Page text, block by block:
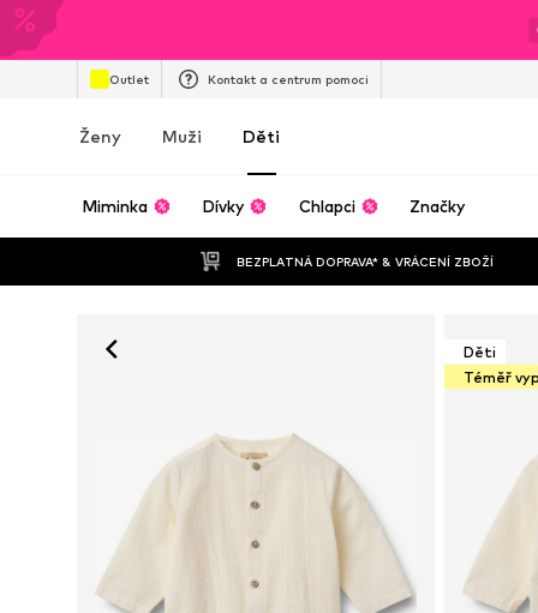
Outlet Kontakt a centrum pomoci
Ženy Muži Děti
Miminka Dívky Chlapci Značky
BEZPLATNÁ DOPRAVA* & VRÁCENÍ ZBOŽÍ
Děti
Téměř